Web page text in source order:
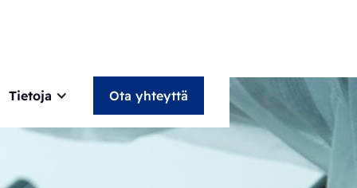
Tietoja Ota yhteyttä